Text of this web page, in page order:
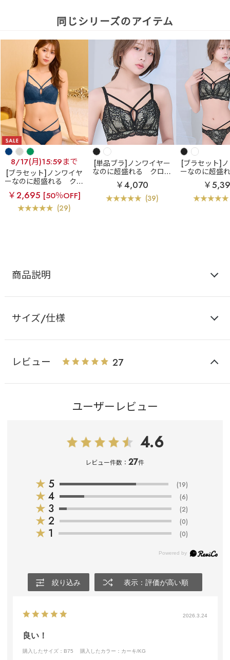
同じシリーズのアイテム
8/17(月)15:59まで
[ブラセット]ノンワイヤ
ーなのに超盛れる
クロ
スコードレース ノンワイ
ヤー 超盛ブラ(R) ブラジ
ャー&ショーツ
￥2,695 [50％OFF]
(29)
[単品ブラ]ノンワイヤー
なのに超盛れる
クロス
コードレース ノンワイヤ
ー 超盛ブラ(R) 単品ブラ
ジャー
￥4,070
(39)
[ブラセット]
ーなのに超盛
スコードレー
ヤー 超盛ブラ
ャー&シ
￥
商品説明
サイズ/仕様
レビュー 27
ユーザーレビュー
4.6
レビュー件数：27件
★ 5 (19)
★ 4 (6)
★ 3 (2)
★ 2 (0)
★ 1 (0)
絞り込み 表示：評価が高い順
2026.3.24
良い！
購入したサイズ：B75 購入したカラー：カーキ/KG